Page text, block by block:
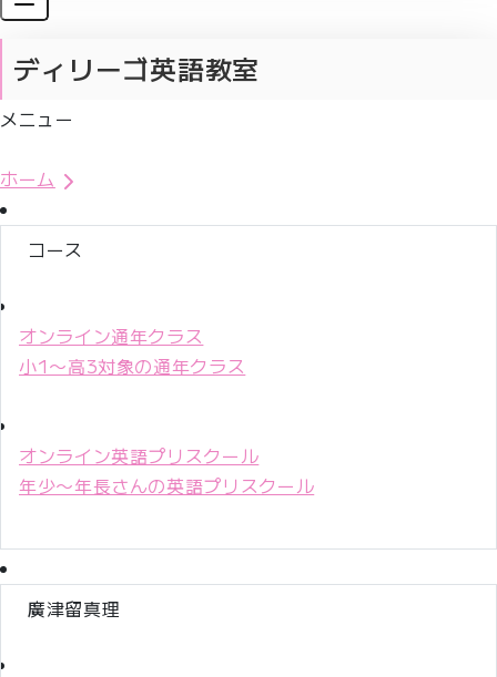
ディリーゴ英語教室
メニュー
ホーム
コース
オンライン通年クラス
小1〜高3対象の通年クラス
オンライン英語プリスクール
年少〜年長さんの英語プリスクール
廣津留真理